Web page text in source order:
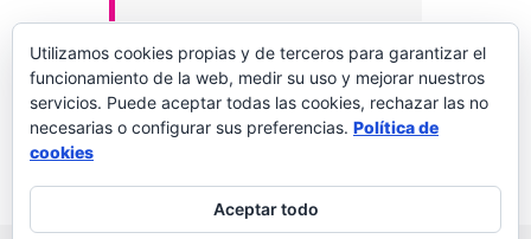
Palabras a la vida
Utilizamos cookies propias y de terceros para garantizar el
funcionamiento de la web, medir su uso y mejorar nuestros
servicios. Puede aceptar todas las cookies, rechazar las no
necesarias o configurar sus preferencias. Política de
cookies
Aceptar todo